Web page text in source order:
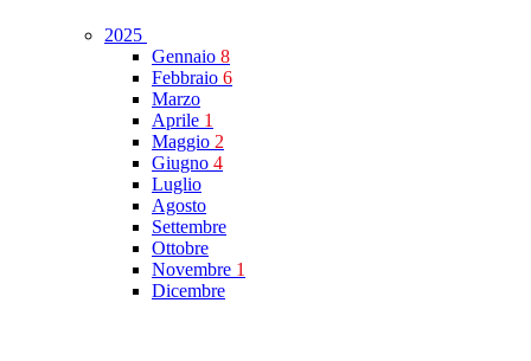
2025
Gennaio 8
Febbraio 6
Marzo
Aprile 1
Maggio 2
Giugno 4
Luglio
Agosto
Settembre
Ottobre
Novembre 1
Dicembre